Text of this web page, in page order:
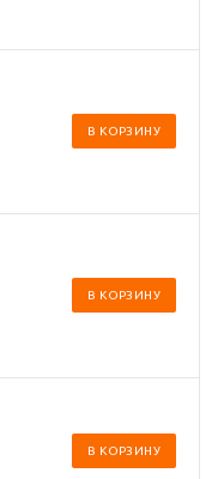
В КОРЗИНУ
В КОРЗИНУ
В КОРЗИНУ